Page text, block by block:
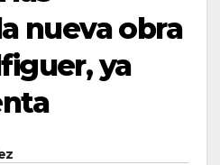
nueva obra
ya